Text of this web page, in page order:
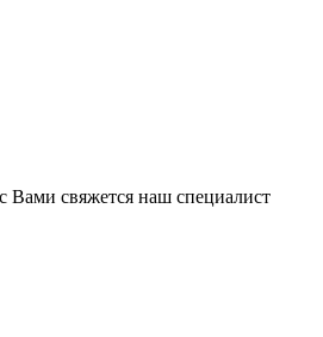
свяжется наш специалист